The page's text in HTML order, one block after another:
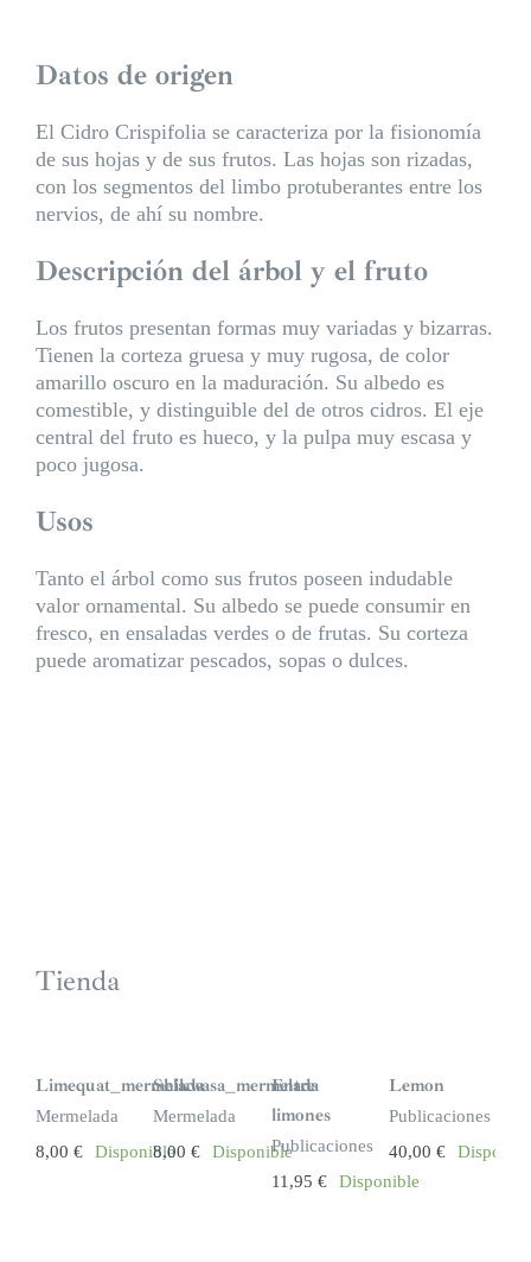
Datos de origen
El Cidro Crispifolia se caracteriza por la fisionomía
de sus hojas y de sus frutos. Las hojas son rizadas,
con los segmentos del limbo protuberantes entre los
nervios, de ahí su nombre.
Descripción del árbol y el fruto
Los frutos presentan formas muy variadas y bizarras.
Tienen la corteza gruesa y muy rugosa, de color
amarillo oscuro en la maduración. Su albedo es
comestible, y distinguible del de otros cidros. El eje
central del fruto es hueco, y la pulpa muy escasa y
poco jugosa.
Usos
Tanto el árbol como sus frutos poseen indudable
valor ornamental. Su albedo se puede consumir en
fresco, en ensaladas verdes o de frutas. Su corteza
puede aromatizar pescados, sopas o dulces.
Tienda
Limequat_mermelada
Mermelada
8,00 € Disponible
Shikwasa_mermelada
Mermelada
8,00€ Disponible
Entre
limones
Publicaciones
11,95 € Disponible
Lemon
Publicaciones
40,00€